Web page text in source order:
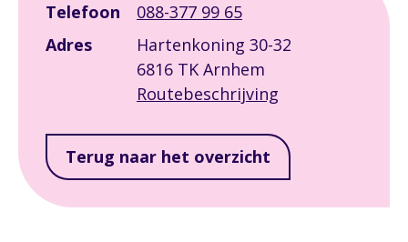
Telefoon
088-377 99 65
Adres
Hartenkoning 30-32
6816 TK Arnhem
Routebeschrijving
Terug naar het overzicht